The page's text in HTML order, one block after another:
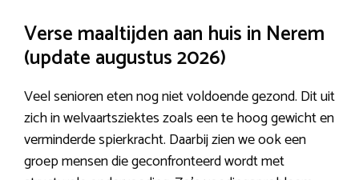
Verse maaltijden aan huis in Nerem
(update augustus 2026)
Veel senioren eten nog niet voldoende gezond. Dit uit
zich in welvaartsziektes zoals een te hoog gewicht en
verminderde spierkracht. Daarbij zien we ook een
groep mensen die geconfronteerd wordt met